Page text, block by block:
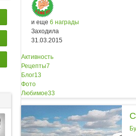
и еще 6 награды
Заходила
31.03.2015
Активность
Рецепты7
Блог13
Фото
Любимое33